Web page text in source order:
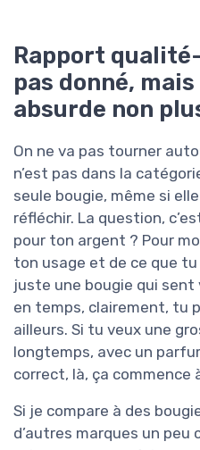
Rapport
pas donné, mais
absurde non
On ne va pas tourner
n’est pas dans la
seule bougie, même si
réfléchir. La question,
pour ton argent ? Pour
ton usage et de ce que
juste une bougie qui
en temps, clairement, tu
ailleurs. Si tu veux une
longtemps, avec un
correct, là, ça commence
Si je compare à des
d’autres marques un peu